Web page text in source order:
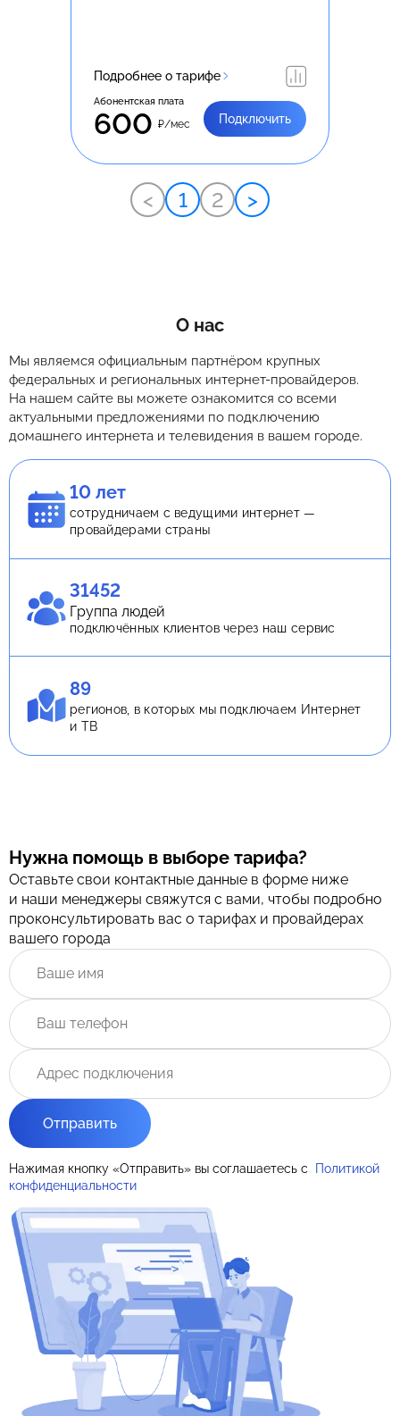
Подробнее о тарифе
Абонентская плата
600 ₽/мес Подключить
< 1 2 >
О нас
Мы являемся официальным партнёром крупных
федеральных и региональных интернет-провайдеров.
На нашем сайте вы можете ознакомится со всеми
актуальными предложениями по подключению
домашнего интернета и телевидения в вашем городе.
10 лет
сотрудничаем с ведущими интернет —
провайдерами страны
31452
Группа людей
подключённых клиентов через наш сервис
89
регионов, в которых мы подключаем Интернет
и ТВ
Нужна помощь в выборе тарифа?
Оставьте свои контактные данные в форме ниже
и наши менеджеры свяжутся с вами, чтобы подробно
проконсультировать вас о тарифах и провайдерах
вашего города
Отправить
Нажимая кнопку «Отправить» вы соглашаетесь с
Политикой
конфиденциальности